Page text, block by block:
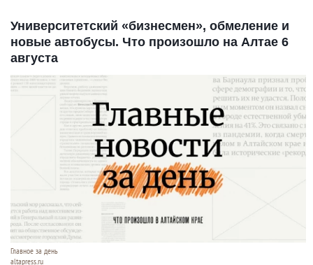
Университетский «бизнесмен», обмеление и
новые автобусы. Что произошло на Алтае 6
августа
Главное за день
altapress.ru